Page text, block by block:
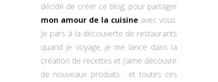
décidé de créer ce blog, pour partager
mon amour de la cuisine avec vous.
Je pars à la découverte de restaurants
quand je voyage, je me lance dans la
création de recettes et j’aime découvrir
de nouveaux produits… et toutes ces